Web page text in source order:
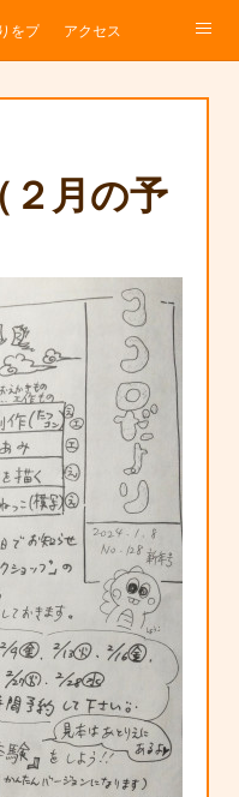
をプロジェクト
アクセス
月の予